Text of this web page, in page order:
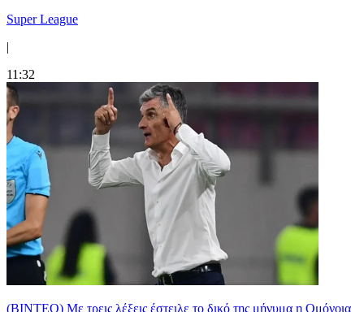
Super League
|
11:32
(ΒΙΝΤΕΟ) Με τρεις λέξεις έστειλε το δικό της μήνυμα η Ομόνοια